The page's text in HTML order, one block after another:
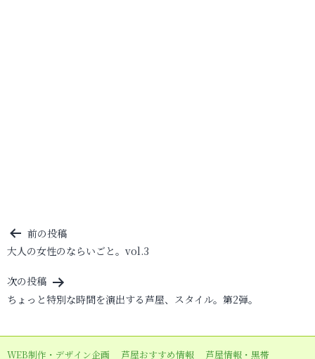
投
稿
ナ
ビ
ー
前の投稿
大人の女性のならいごと。vol.3
次の投稿
ちょっと特別な時間を演出する芦屋、スタイル。第2弾。
WEB制作・デザイン企画 芦屋おすすめ情報
芦屋情報・黒帯